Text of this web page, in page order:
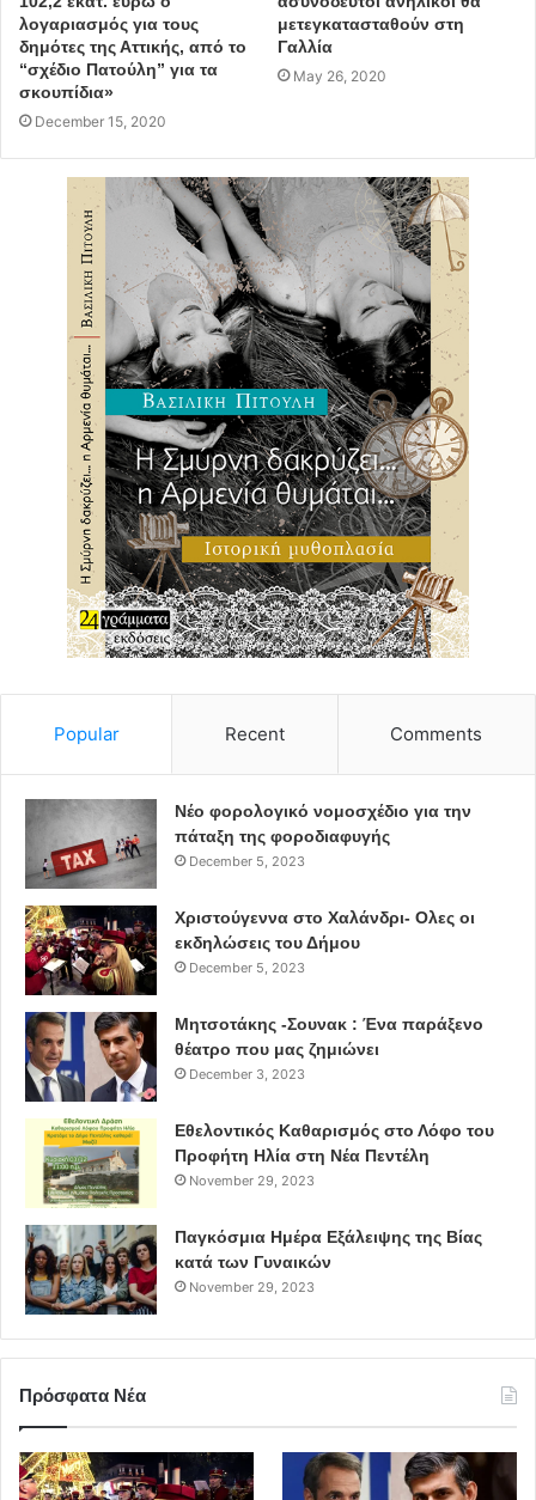
λογαριασμός για τους
δημότες της Αττικής, από το
“σχέδιο Πατούλη” για τα
σκουπίδια»
December 15, 2020
μετεγκατασταθούν στη
Γαλλία
May 26, 2020
Popular Recent Comments
Νέο φορολογικό νομοσχέδιο για την
πάταξη της φοροδιαφυγής
December 5, 2023
Χριστούγεννα στο Χαλάνδρι- Ολες οι
εκδηλώσεις του Δήμου
December 5, 2023
Μητσοτάκης -Σουνακ : Ένα παράξενο
θέατρο που μας ζημιώνει
December 3, 2023
Εθελοντικός Καθαρισμός στο Λόφο του
Προφήτη Ηλία στη Νέα Πεντέλη
November 29, 2023
Παγκόσμια Ημέρα Εξάλειψης της Βίας
κατά των Γυναικών
November 29, 2023
Πρόσφατα Νέα